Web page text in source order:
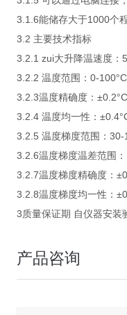
3.1.6能储存大于1000个
3.2 主要技术指标
3.2.1 zui大升降温速度：
3.2.2 温度范围：0-100°C
3.2.3温度精确度：±0.2°C
3.2.4 温度均一性：
3.2.5 温度梯度范围：30-
3.2.6温度梯度温差范围
3.2.7温度梯度精确度：
3.2.8温度梯度均一性：
3质量保证期 自仪器安装
产品咨询